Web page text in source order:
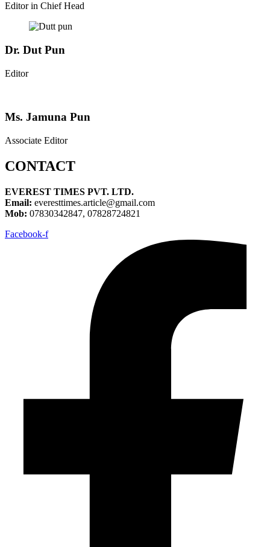
Editor in Chief Head
Dr. Dut Pun
Editor
Ms. Jamuna Pun
Associate Editor
CONTACT
EVEREST TIMES PVT. LTD.
Email: everesttimes.article@gmail.com
Mob: 07830342847, 07828724821
Facebook-f